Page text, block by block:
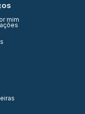
mim